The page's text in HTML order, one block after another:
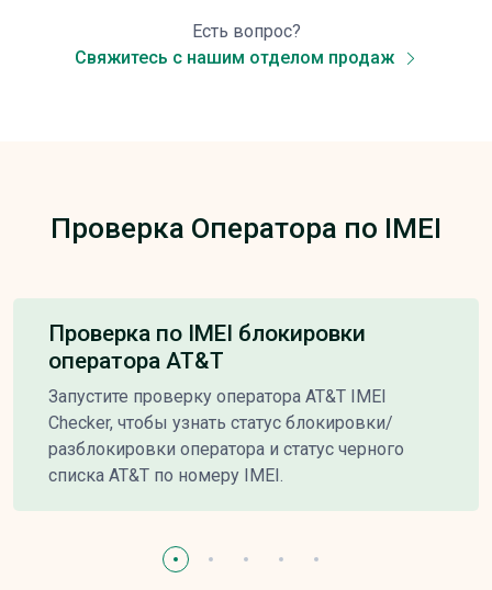
Есть вопрос?
Свяжитесь с нашим отделом продаж
Проверка Оператора по IMEI
Проверка по IMEI блокировки
оператора AT&T
Запустите проверку оператора AT&T IMEI
Checker, чтобы узнать статус блокировки/
разблокировки оператора и статус черного
списка AT&T по номеру IMEI.